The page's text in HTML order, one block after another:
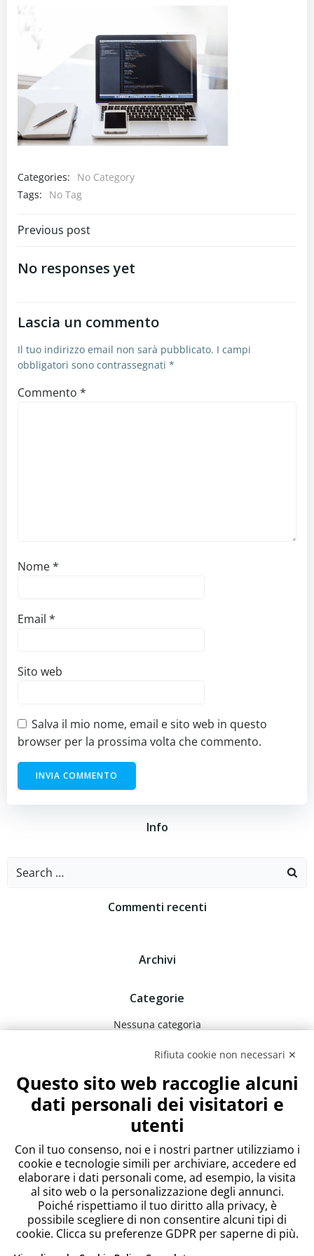
Categories:
No Category
Tags:
No Tag
Navigazione
articoli
Previous post
No responses yet
Lascia un commento
Il tuo indirizzo email non sarà pubblicato. I campi
obbligatori sono contrassegnati *
Commento *
Nome*
Email *
Sito web
Salva il mio nome, email e sito web in questo
browser per la prossima volta che commento.
Info
Search
Commenti recenti
Archivi
Categorie
Nessuna categoria
Meta
Accedi
Feed dei contenuti
Feed dei commenti
WordPress.org
Rifiuta cookie non necessari ✕
Questo sito web raccoglie alcuni
dati personali dei visitatori e
utenti
Con il tuo consenso, noi e i nostri partner utilizziamo i
cookie e tecnologie simili per archiviare, accedere ed
elaborare i dati personali come, ad esempio, la visita
al sito web o la personalizzazione degli annunci.
Poiché rispettiamo il tuo diritto alla privacy, è
possibile scegliere di non consentire alcuni tipi di
cookie. Clicca su preferenze GDPR per saperne di più.